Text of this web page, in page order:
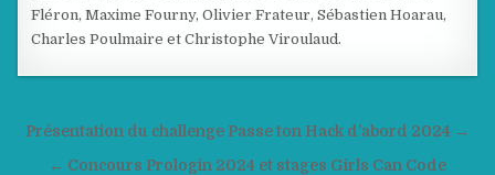
Fléron, Maxime Fourny, Olivier Frateur, Sébastien Hoarau,
Charles Poulmaire et Christophe Viroulaud.
Navigation
Présentation du challenge Passe ton Hack d’abord 2024 →
← Concours Prologin 2024 et stages Girls Can Code